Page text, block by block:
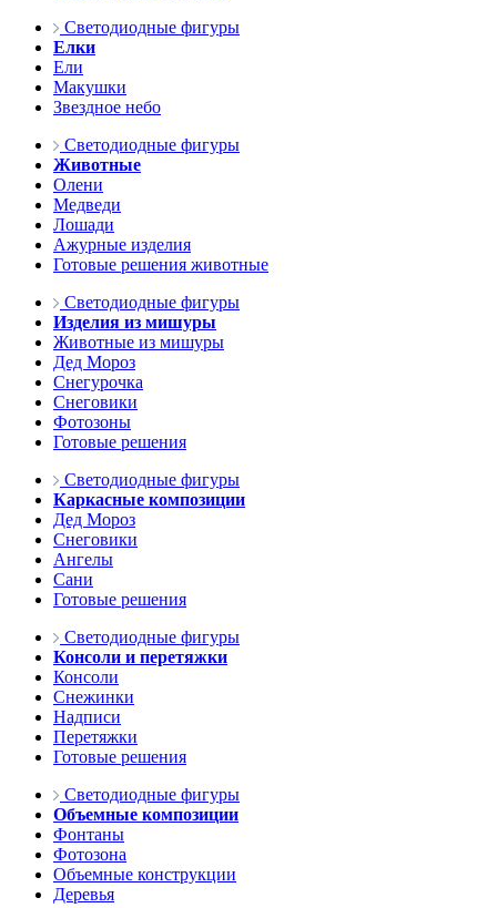
Светодиодные фигуры
Елки
Ели
Макушки
Звездное небо
Светодиодные фигуры
Животные
Олени
Медведи
Лошади
Ажурные изделия
Готовые решения животные
Светодиодные фигуры
Изделия из мишуры
Животные из мишуры
Дед Мороз
Снегурочка
Снеговики
Фотозоны
Готовые решения
Светодиодные фигуры
Каркасные композиции
Дед Мороз
Снеговики
Ангелы
Сани
Готовые решения
Светодиодные фигуры
Консоли и перетяжки
Консоли
Снежинки
Надписи
Перетяжки
Готовые решения
Светодиодные фигуры
Объемные композиции
Фонтаны
Фотозона
Объемные конструкции
Деревья